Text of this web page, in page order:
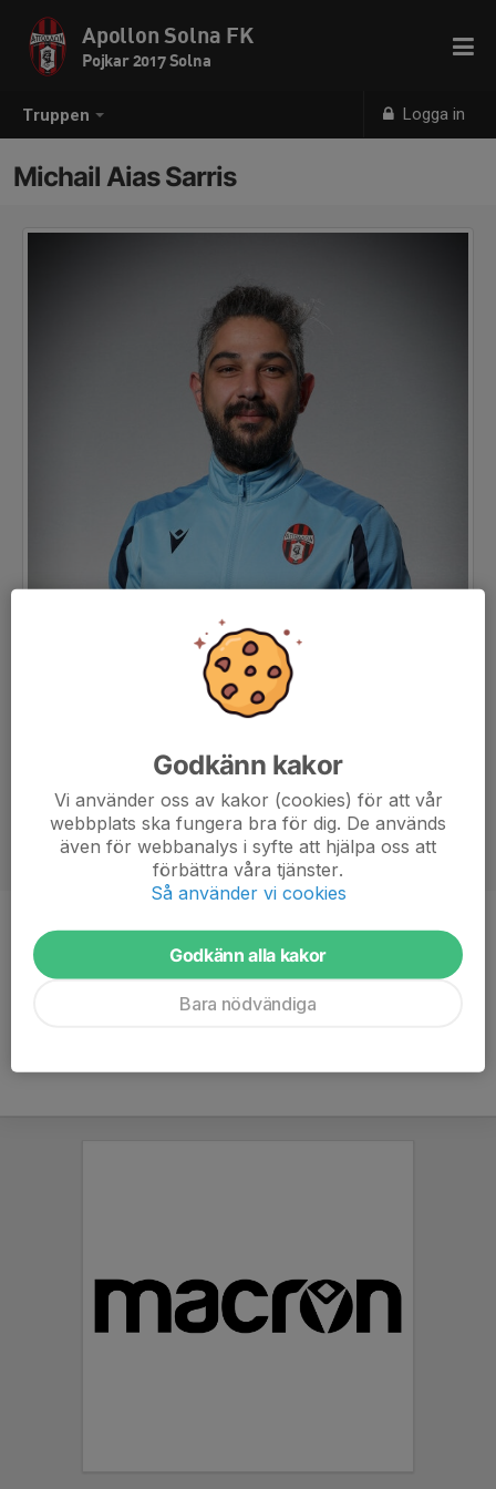
Truppen Logga in
Apollon Solna FK
Pojkar 2017 Solna
Michail Aias Sarris
Titel
Assisterande tränare
Ålder
39 år
Godkänn kakor
Vi använder oss av kakor (cookies) för att vår
webbplats ska fungera bra för dig. De används
även för webbanalys i syfte att hjälpa oss att
förbättra våra tjänster.
Så använder vi cookies
Godkänn alla kakor
Bara nödvändiga